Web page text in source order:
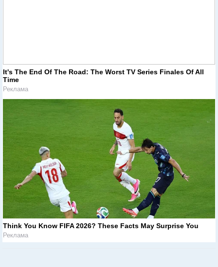
It's The End Of The Road: The Worst TV Series Finales Of All
Time
Реклама
Think You Know FIFA 2026? These Facts May Surprise You
Реклама